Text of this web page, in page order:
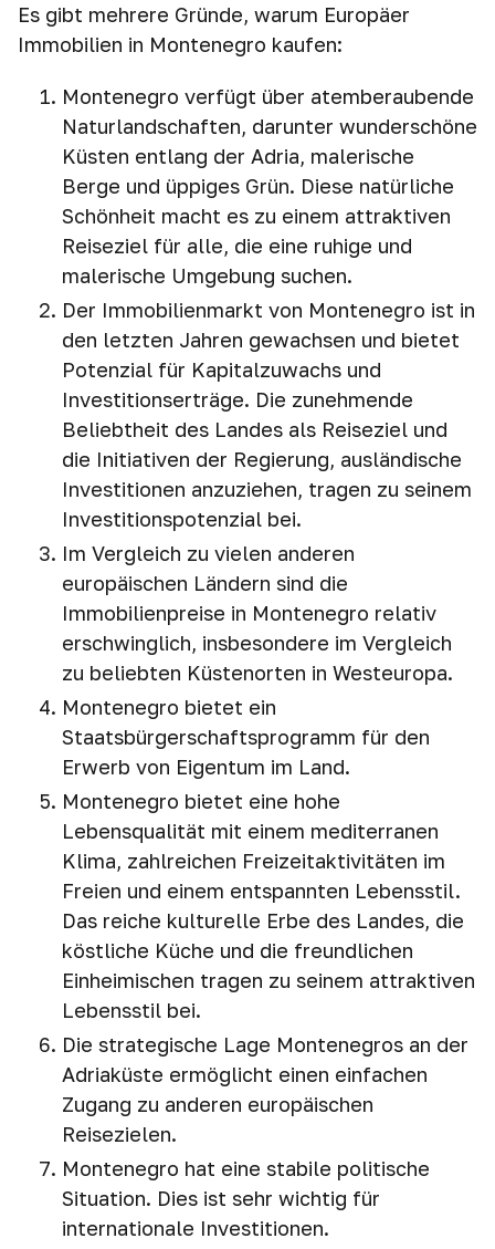
Es gibt mehrere Gründe, warum Europäer
Immobilien in Montenegro kaufen:
Montenegro verfügt über atemberaubende
Naturlandschaften, darunter wunderschöne
Küsten entlang der Adria, malerische
Berge und üppiges Grün. Diese natürliche
Schönheit macht es zu einem attraktiven
Reiseziel für alle, die eine ruhige und
malerische Umgebung suchen.
Der Immobilienmarkt von Montenegro ist in
den letzten Jahren gewachsen und bietet
Potenzial für Kapitalzuwachs und
Investitionserträge. Die zunehmende
Beliebtheit des Landes als Reiseziel und
die Initiativen der Regierung, ausländische
Investitionen anzuziehen, tragen zu seinem
Investitionspotenzial bei.
Im Vergleich zu vielen anderen
europäischen Ländern sind die
Immobilienpreise in Montenegro relativ
erschwinglich, insbesondere im Vergleich
zu beliebten Küstenorten in Westeuropa.
Montenegro bietet ein
Staatsbürgerschaftsprogramm für den
Erwerb von Eigentum im Land.
Montenegro bietet eine hohe
Lebensqualität mit einem mediterranen
Klima, zahlreichen Freizeitaktivitäten im
Freien und einem entspannten Lebensstil.
Das reiche kulturelle Erbe des Landes, die
köstliche Küche und die freundlichen
Einheimischen tragen zu seinem attraktiven
Lebensstil bei.
Die strategische Lage Montenegros an der
Adriaküste ermöglicht einen einfachen
Zugang zu anderen europäischen
Reisezielen.
Montenegro hat eine stabile politische
Situation. Dies ist sehr wichtig für
internationale Investitionen.